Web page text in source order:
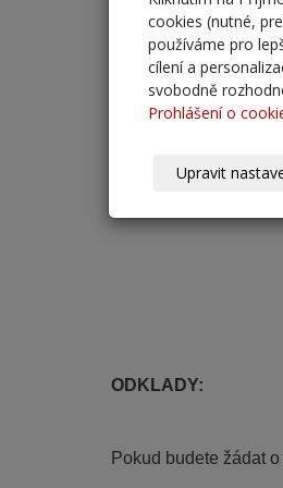
Zápisní
kopii
kopii
ODKLADY:
Pokud budete žádat
cookies (nutné,
používáme pro
cílení a
svobodně
Prohlášení o
Upravit